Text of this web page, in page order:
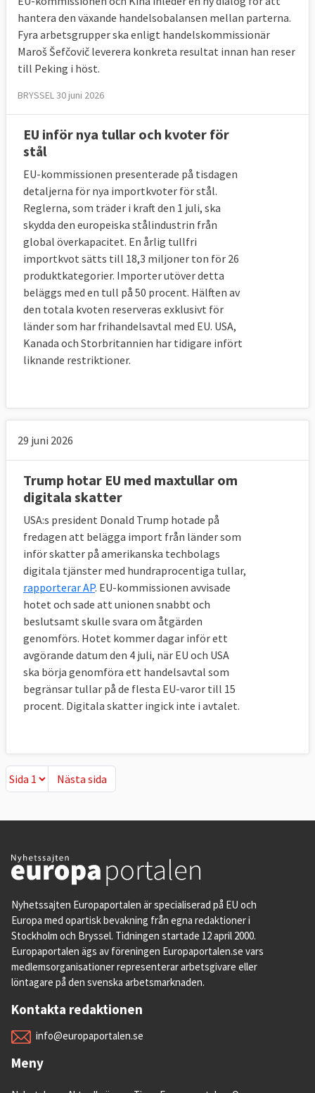
Åtgärder vidtagna på EU-nivå 2009-2017
År Protektionistiska
2010
11
2012
11
2014
17
2015
16
2016
22
2017
17
Totalt
135
Åtgärder vidtagna i EU-länderna 2009-2017
År Protektionistiska
2009
112
2010
44
2012
29
12
2016
120
114
Totalt
594
Källa: Kommerskollegium ochGlobal Trade
Alert (GTA).
10. Hur många länder har EU
handelsavtal med?
länder och fler är på gång.
Färdigförhandlade avtal men ej i kraft
Påbörjade förhandlingar
För mer detaljer, se fråga 11-13.
11. Med vilka länder har EU
frihandelsavtal?
EU har i dag olika typer av frihandelsavtal
med68 länder.
Avtalen ser olika ut beroende på
hantera den växande handelsobalansen mellan parterna.
Fyra arbetsgrupper ska enligt handelskommissionär
Maroš Šefčovič leverera konkreta resultat innan han reser
till Peking i höst.
BRYSSEL 30 juni 2026
EU inför nya tullar och kvoter för
stål
EU-kommissionen presenterade på tisdagen
detaljerna för nya importkvoter för stål.
Reglerna, som träder i kraft den 1 juli, ska
skydda den europeiska stålindustrin från
global överkapacitet. En årlig tullfri
importkvot sätts till 18,3 miljoner ton för 26
produktkategorier. Importer utöver detta
beläggs med en tull på 50 procent. Hälften av
den totala kvoten reserveras exklusivt för
länder som har frihandelsavtal med EU. USA,
Kanada och Storbritannien har tidigare infört
liknande restriktioner.
29 juni 2026
Trump hotar EU med maxtullar om
digitala skatter
USA:s president Donald Trump hotade på
fredagen att belägga import från länder som
inför skatter på amerikanska techbolags
digitala tjänster med hundraprocentiga tullar,
rapporterar AP. EU-kommissionen avvisade
hotet och sade att unionen snabbt och
beslutsamt skulle svara om åtgärden
genomförs. Hotet kommer dagar inför ett
avgörande datum den 4 juli, när EU och USA
ska börja genomföra ett handelsavtal som
begränsar tullar på de flesta EU-varor till 15
procent. Digitala skatter ingick inte i avtalet.
Nästa sida
Nästa sida
Nyhetssajten Europaportalen är specialiserad på EU och
Europa med opartisk bevakning från egna redaktioner i
Stockholm och Bryssel. Tidningen startade 12 april 2000.
Europaportalen ägs av föreningen Europaportalen.se vars
medlemsorganisationer representerar arbetsgivare eller
löntagare på den svenska arbetsmarknaden.
Kontakta redaktionen
info@europaportalen.se
Meny